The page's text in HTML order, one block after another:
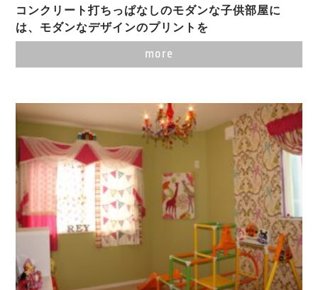
コンクリート打ちっぱなしのモダンな子供部屋に
は、モダンなデザインのプリントを
more